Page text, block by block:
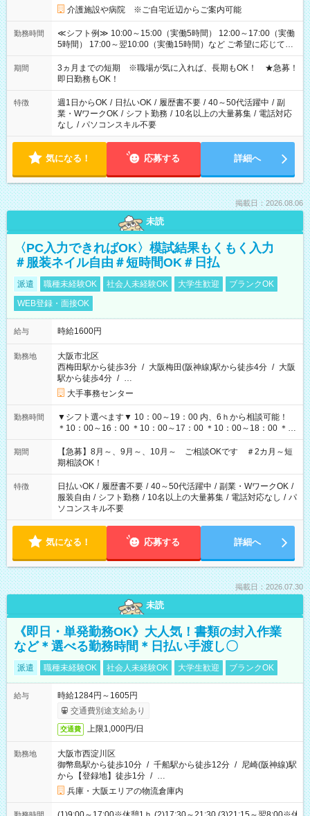
介護施設や病院 ※ご自宅近辺からご案内可能
勤務時間
≪シフト例≫ 10:00～15:00（実働5時間） 12:00～17:00（実働
5時間） 17:00～翌10:00（実働15時間）など ご希望に応じて、
働く時間は調整できます！ お気軽に担当へ相談ください！
期間
3ヵ月までの短期 ※職場が気に入れば、長期もOK！ ★急募！
即日勤務もOK！
特徴 週1日からOK / 日払いOK / 履歴書不要 / 40～50代活躍中 / 副
業・WワークOK / シフト勤務 / 10名以上の大量募集 / 電話対応
なし / パソコンスキル不要
気になる！ 応募する 詳細へ
掲載日：2026.08.06
未読
〈PC入力できればOK〉模試結果もくもく入力
＃服装ネイル自由＃短時間OK＃日払
派遣 職種未経験OK 社会人未経験OK 大学生歓迎
ブランクOK
WEB登録・面接OK
給与 時給1600円
勤務地
大阪市北区
西梅田駅から徒歩3分 / 大阪梅田(阪神線)駅から徒歩4分 / 大阪
駅から徒歩4分 / …
大手事務センター
勤務時間
▼シフト選べます▼ 10：00～19：00 内、6ｈから相談可能！
＊10：00～16：00 ＊10：00～17：00 ＊10：00～18：00 ＊
11：00～19：00 ＊12：00～19：00 ＊13：00～19：00
期間
【急募】8月～、9月～、10月～ ご相談OKです ＃2カ月～短
期相談OK！
特徴 日払いOK / 履歴書不要 / 40～50代活躍中 / 副業・WワークOK /
服装自由 / シフト勤務 / 10名以上の大量募集 / 電話対応なし / パ
ソコンスキル不要
気になる！ 応募する 詳細へ
掲載日：2026.07.30
未読
《即日・単発勤務OK》大人気！書類の封入作業
など＊選べる勤務時間＊日払い手渡し〇
派遣 職種未経験OK 社会人未経験OK 大学生歓迎 ブランクOK
給与
時給1284円～1605円
交通費別途支給あり
交通費 上限1,000円/日
勤務地
大阪市西淀川区
御幣島駅から徒歩10分 / 千船駅から徒歩12分 / 尼崎(阪神線)駅
から【登録地】徒歩1分 / …
兵庫・大阪エリアの物流倉庫内